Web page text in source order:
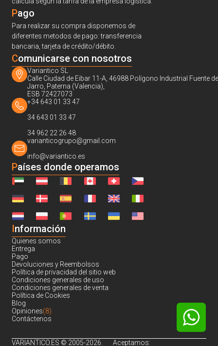
Pago
Para realizar su compra disponemos de
diferentes metodos de pago: transferencia
bancaria, tarjeta de crédito/débito.
Comunicarse con nosotros
Variantico SL
Calle Ciudad de Eibar 11-A, 46988 Polígono Industrial Fuente
Jarro, Paterna (Valencia),
ESB 72427073
+34 643 01 33 47
34 643 01 33 47
34 962 22 26 48
varianticogrupo@gmail.com
info@variantico.es
Países donde operamos
Información
Quienes somos
Entrega
Pago
Devoluciones y Reembolsos
Política de privacidad del sitio web
Condiciones generales de uso
Condiciones generales de venta
Política de Cookies
Blog
Opiniones(8)
Contáctenos
VARIANTICO.ES © 2005-2026. Aceptamos: